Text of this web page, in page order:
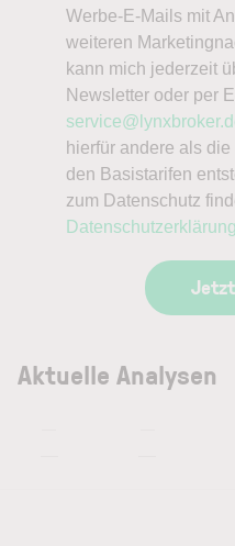
Werbe-E-Mails mit
weiteren
kann mich jederzeit
Newsletter oder per
hierfür andere als
den Basistarifen
zum Datenschutz
Datenschutzerklärung
Aktuelle Analysen